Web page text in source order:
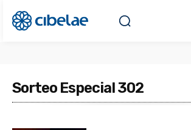
Sorteo Especial 302